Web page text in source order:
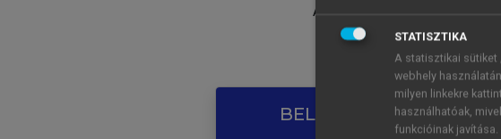
A próbaidőszak elindításához,
A
BELÉPÉS SAJÁT
STATISZTIKA
A statisztikai sütiket
webhely
milyen linkekre
használhatóak,
funkcióinak